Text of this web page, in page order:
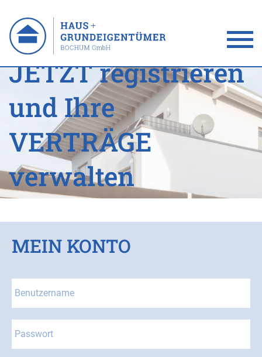
JETZTregistrieren
und Ihre
VERTRÄGE
verwalten
MEIN KONTO